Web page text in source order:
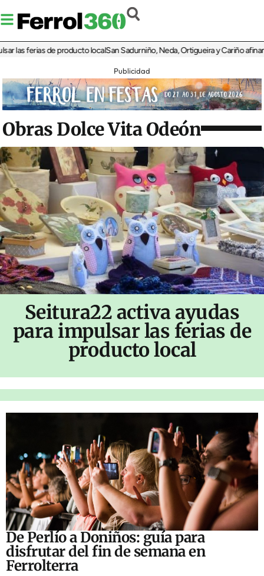
ferias de producto localSan Sadurniño, Neda, Ortigueira y Cariño afinan
Publicidad
Obras Dolce Vita Odeón
Seitura22 activa ayudas
para impulsar las ferias de
producto local
De Perlío a Doniños: guía para
disfrutar del fin de semana en
Ferrolterra